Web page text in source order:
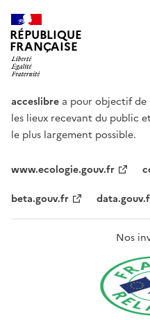
RÉPUBLIQUE
FRANÇAISE
acceslibre a pour objectif de
les lieux recevant du public
le plus largement possible.
www.ecologie.gouv.fr
beta.gouv.fr
Nos